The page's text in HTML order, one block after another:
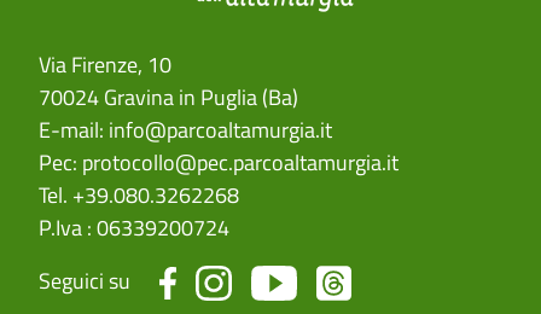
Via Firenze, 10
70024 Gravina in Puglia (Ba)
E-mail: info@parcoaltamurgia.it
Pec: protocollo@pec.parcoaltamurgia.it
Tel. +39.080.3262268
P.Iva : 06339200724
Seguici su